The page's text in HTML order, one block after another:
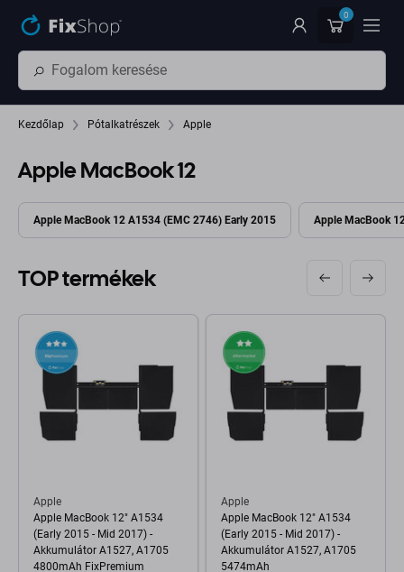
0
Kezdőlap Pótalkatrészek Apple
Apple MacBook 12
Apple MacBook 12 A1534 (EMC 2746) Early 2015 Apple MacBook
TOP termékek
Apple
Apple MacBook 12" A1534
(Early 2015 - Mid 2017) -
Akkumulátor A1527, A1705
4800mAh FixPremium
Apple
Apple MacBook 12" A1534
(Early 2015 - Mid 2017) -
Akkumulátor A1527, A1705
5474mAh